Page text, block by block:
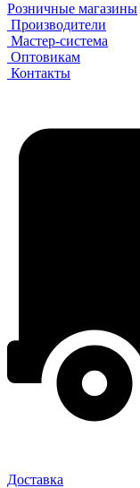
Розничные магазины
Производители
Мастер-система
Оптовикам
Контакты
Доставка